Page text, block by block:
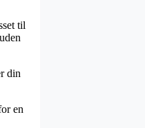
til
din
en